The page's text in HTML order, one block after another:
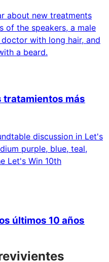
tratamientos más
últimos 10 años